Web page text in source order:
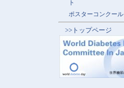
ト
ポスターコンクール
>>トップページ